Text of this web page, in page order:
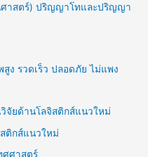
ศาสตร์) ปริญญาโทและปริญญา
ง รวดเร็ว ปลอดภัย ไม่แพง
จัยด้านโลจิสติกส์แนวใหม่
ติกส์แนวใหม่
ศศาสตร์